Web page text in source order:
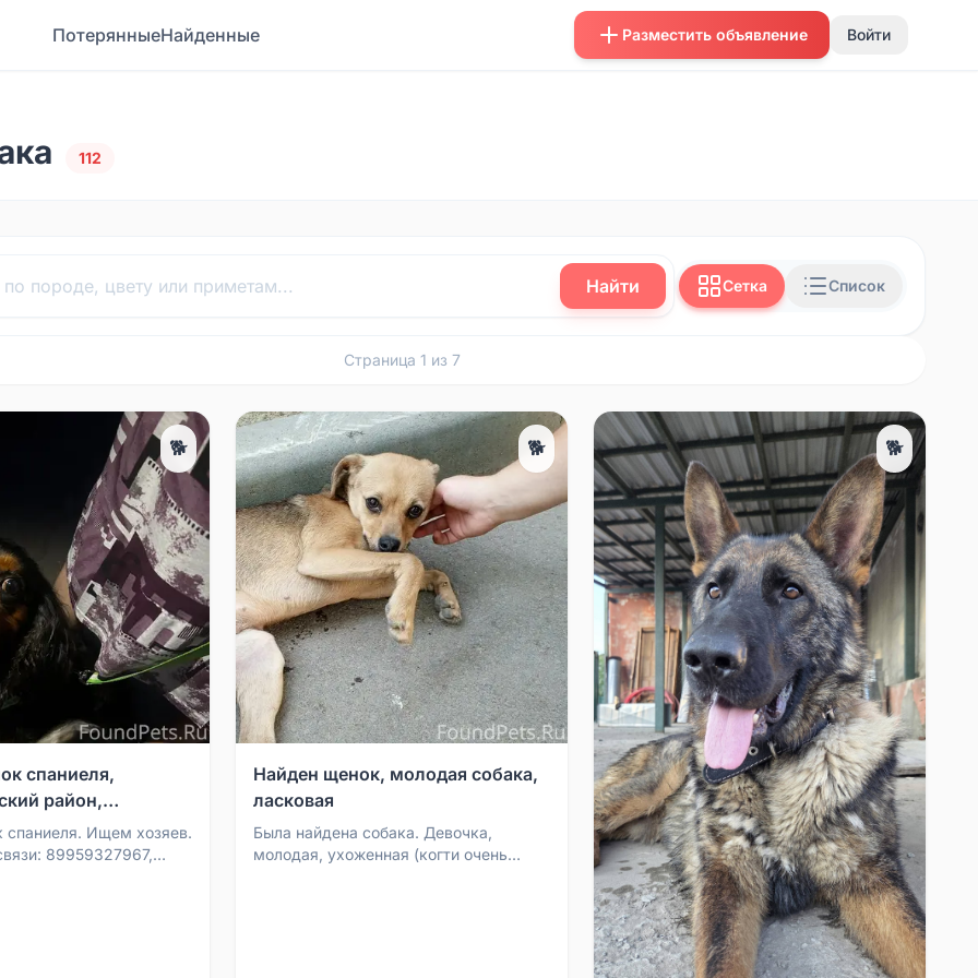
ПотерянныеНайденные Разместить объявление Войти
112
Найти Сетка Список
Страница 1 из 7
🐕
спаниеля,
район,
спаниеля. Ищем хозяев.
89959327967,
🐕
Найден щенок, молодая собака,
ласковая
Была найдена собака. Девочка,
молодая, ухоженная (когти очень
🐕